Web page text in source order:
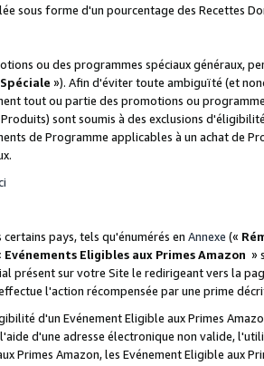
sous forme d'un pourcentage des Recettes
ou des programmes spéciaux généraux,
»). Afin d'éviter toute ambiguïté (et
tout ou partie des promotions ou
sont soumis à des exclusions
de Programme applicables à un achat de
pays, tels qu'énumérés en Annexe («
Evénements Eligibles aux Primes Amazon »
présent sur votre Site le redirigeant vers la
l'action récompensée par une prime
d'un Evénement Eligible aux Primes
d'une adresse électronique non valide,
Primes Amazon, les Evénement Eligible aux